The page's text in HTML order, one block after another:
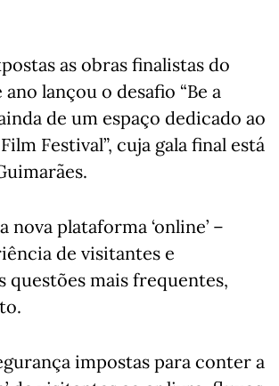
as obras finalistas do
lançou o desafio “Be a
de um espaço dedicado ao
Festival”, cuja gala final está
plataforma ‘online’ –
de visitantes e
questões mais frequentes,
impostas para conter a